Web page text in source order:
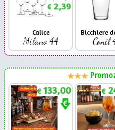
€2,39
Calice
Milano 44
Bicchiere
Conil
€ 133,00 €